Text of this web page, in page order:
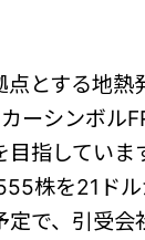
点とする地熱
ーシンボル
目指していま
株を21ド
定で、引受会